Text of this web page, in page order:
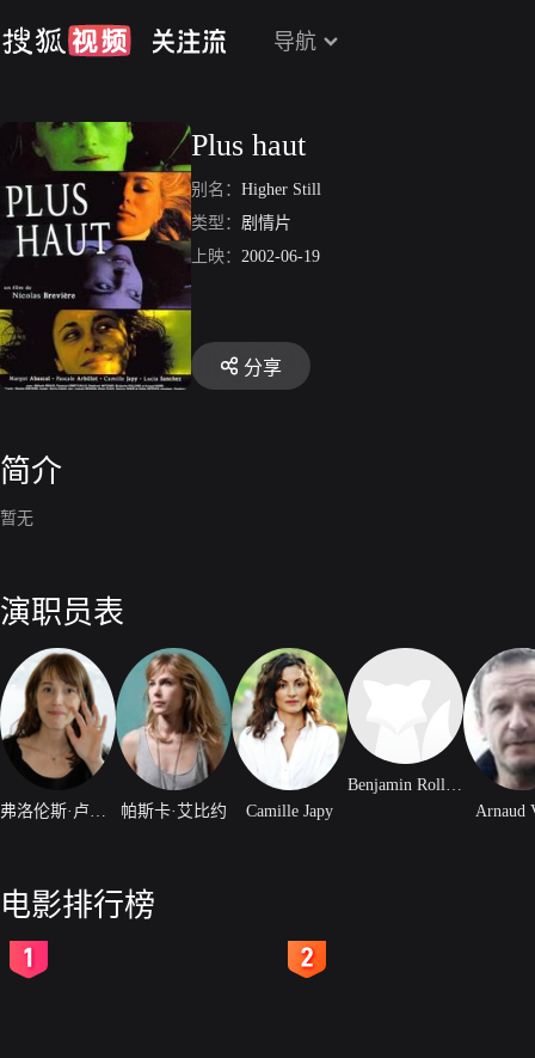
导航
Plus haut
别名： Higher Still
类型： 剧情片
上映： 2002-06-19
分享
简介
暂无
演职员表
帕斯卡·艾比约 Camille Japy
Benjamin Rolland
Arnaud
电影排行榜